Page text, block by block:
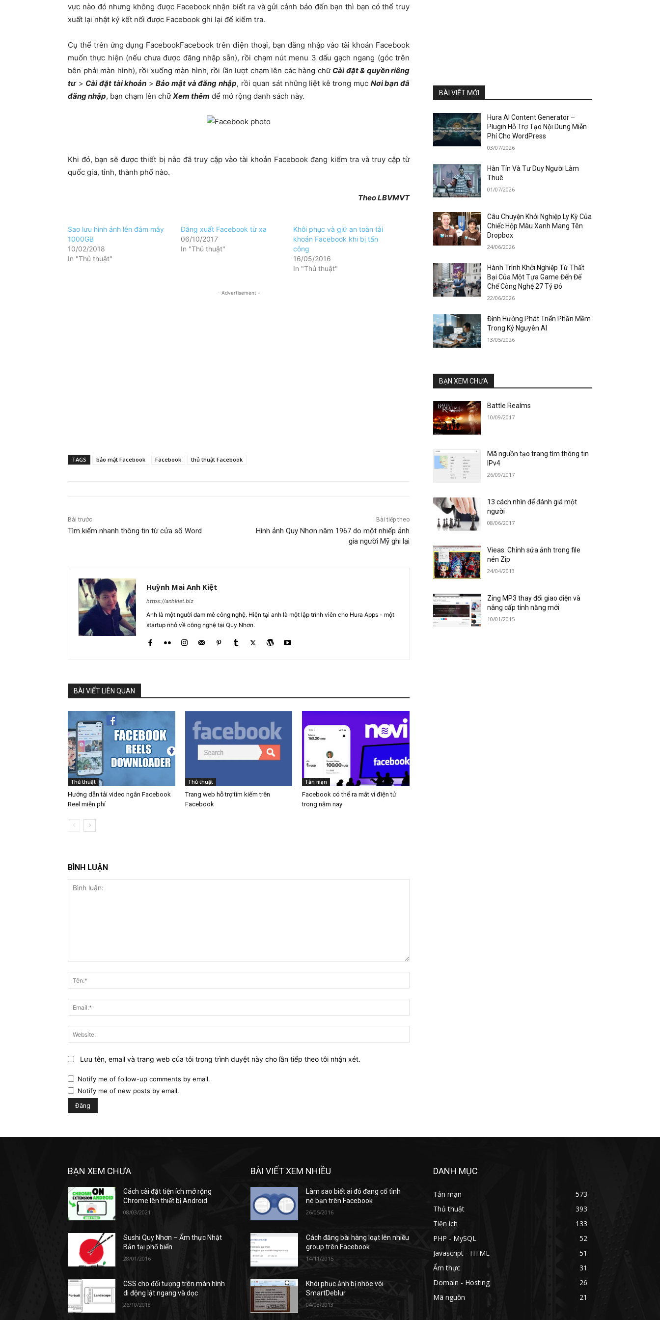
vực nào đó nhưng không được Facebook nhận biết ra và gửi cảnh báo đến bạn thì bạn có thể truy
xuất lại nhật ký kết nối được Facebook ghi lại để kiểm tra.
Cụ thể trên ứng dụng FacebookFacebook trên điện thoại, bạn đăng nhập vào tài khoản Facebook
muốn thực hiện (nếu chưa được đăng nhập sẵn), rồi chạm nút menu 3 dấu gạch ngang (góc trên
bên phải màn hình), rồi xuống màn hình, rồi lần lượt chạm lên các hàng chữ Cài đặt & quyền riêng
tư> Cài đặt tài khoản >Bảo mật và đăng nhập, rồi quan sát những liệt kê trong mục Nơi bạn đã
đăng nhập, bạn chạm lên chữXem thêm để mở rộng danh sách này.
Khi đó, bạn sẽ được thiết bị nào đã truy cập vào tài khoản Facebook đang kiểm tra và truy cập từ
quốc gia, tỉnh, thành phố nào.
Theo LBVMVT
Sao lưu hình ảnh lên đám mây
1000GB
10/02/2018
In "Thủ thuật"
Đăng xuất Facebook từ xa
06/10/2017
In "Thủ thuật"
Khôi phục và giữ an toàn tài
khoản Facebook khi bị tấn
công
16/05/2016
In "Thủ thuật"
- Advertisement -
TAGS bảo mật Facebook Facebook thủ thuật Facebook
Bài trước
Tìm kiếm nhanh thông tin từ cửa sổ Word
Bài tiếp theo
Hình ảnh Quy Nhơn năm 1967 do một nhiếp ảnh
gia người Mỹ ghi lại
Huỳnh Mai Anh Kiệt
https://anhkiet.biz
Anh là một người đam mê công nghệ. Hiện tại anh là một lập trình viên cho Hura Apps - một
startup nhỏ về công nghệ tại Quy Nhơn.
BÀI VIẾT LIÊN QUAN
Thủ thuật
Hướng dẫn tải video ngắn Facebook
Reel miễn phí
Thủ thuật
Trang web hỗ trợ tìm kiếm trên
Facebook
Tản mạn
Facebook có thể ra mắt ví điện tử
trong năm nay
BÌNH LUẬN
luận:
Lưu tên, email và trang web của tôi trong trình duyệt này cho lần tiếp theo tôi nhận xét.
Notify me of follow-up comments by email.
Notify me of new posts by email.
BÀI VIẾT MỚI
Hura AI Content Generator –
Plugin Hỗ Trợ Tạo Nội Dung Miễn
Phí Cho WordPress
03/07/2026
Hàn Tín Và Tư Duy Người Làm
Thuê
01/07/2026
Câu Chuyện Khởi Nghiệp Ly Kỳ Của
Chiếc Hộp Màu Xanh Mang Tên
Dropbox
24/06/2026
Hành Trình Khởi Nghiệp Từ Thất
Bại Của Một Tựa Game Đến Đế
Chế Công Nghệ 27 Tỷ Đô
22/06/2026
Định Hướng Phát Triển Phần Mềm
Trong Kỷ Nguyên AI
13/05/2026
BẠN XEM CHƯA
Battle Realms
10/09/2017
Mã nguồn tạo trang tìm thông tin
IPv4
26/09/2017
13 cách nhìn để đánh giá một
người
08/06/2017
Vieas: Chỉnh sửa ảnh trong file
nén Zip
24/04/2013
Zing MP3 thay đổi giao diện và
nâng cấp tính năng mới
10/01/2015
BẠN XEM CHƯA
Cách cài đặt tiện ích mở rộng
Chrome lên thiết bị Android
08/03/2021
Sushi Quy Nhơn – Ẩm thực Nhật
Bản tại phố biển
28/01/2016
CSS cho đối tượng trên màn hình
di động lật ngang và dọc
26/10/2018
BÀI VIẾT XEM NHIỀU
Làm sao biết ai đó đang cố tình
né bạn trên Facebook
26/05/2016
Cách đăng bài hàng loạt lên nhiều
group trên Facebook
14/11/2015
Khôi phục ảnh bị nhòe vói
SmartDeblur
04/03/2013
DANH MỤC
Tản mạn
573
Thủ thuật
393
Tiện ích
133
PHP - MySQL
52
Javascript - HTML
51
Ẩm thực
31
Domain - Hosting
26
Mã nguồn
21